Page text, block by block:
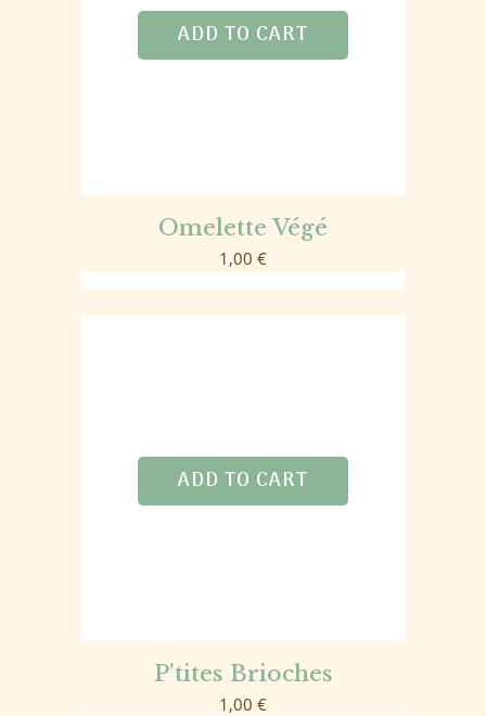
ADD TO CART
Omelette Végé
1,00 €
ADD TO CART
P’tites Brioches
1,00 €